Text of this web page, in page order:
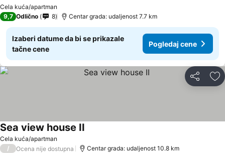
Cela kuća/apartman
9,7 Odlično 8 Centar grada: udaljenost 7.7 km
Izaberi datume da bi se prikazale
tačne cene
Pogledaj cene
Deli
Cela kuća/apartman
Sea view house II
/ Ocena nije dostupna Centar grada: udaljenost 10.8 km